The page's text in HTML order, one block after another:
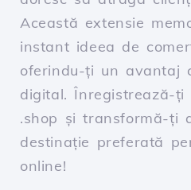
Această extensie
instant ideea de
oferindu-ți un avantaj
digital. Înregistrează-ți
.shop și transformă-ți
destinație preferată
online!